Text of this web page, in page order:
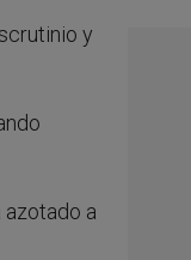
y
azotado a